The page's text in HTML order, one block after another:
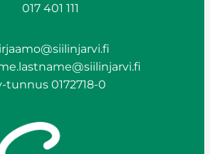
017 401 111
tunnus 0172718-0